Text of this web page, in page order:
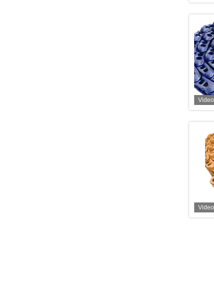
Video
Video